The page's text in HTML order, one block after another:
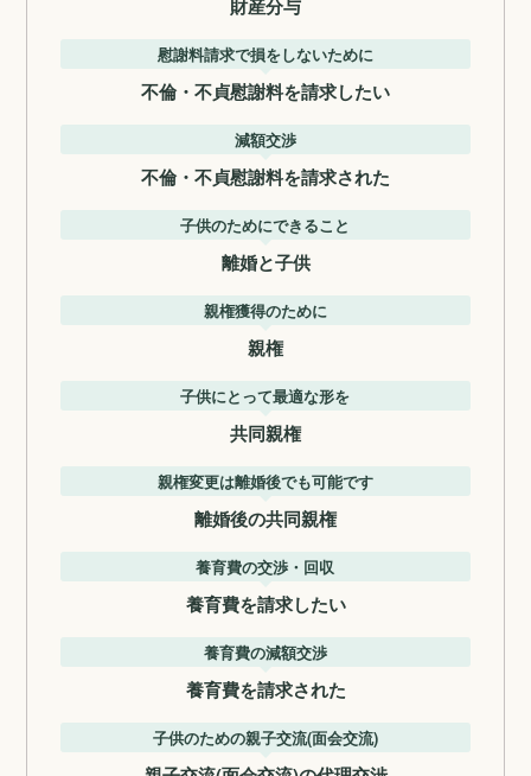
財産分与
慰謝料請求で損をしないために
不倫・不貞慰謝料を請求したい
減額交渉
不倫・不貞慰謝料を請求された
子供のためにできること
離婚と子供
親権獲得のために
親権
子供にとって最適な形を
共同親権
親権変更は離婚後でも可能です
離婚後の共同親権
養育費の交渉・回収
養育費を請求したい
養育費の減額交渉
養育費を請求された
子供のための親子交流(面会交流)